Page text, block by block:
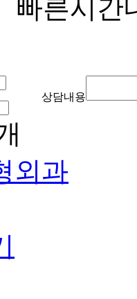
빠른시간
상담내용
외과